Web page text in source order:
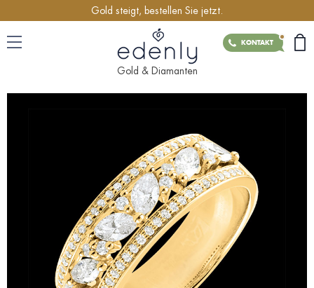
Gold steigt, bestellen Sie jetzt.
KONTAKT
Gold & Diamanten